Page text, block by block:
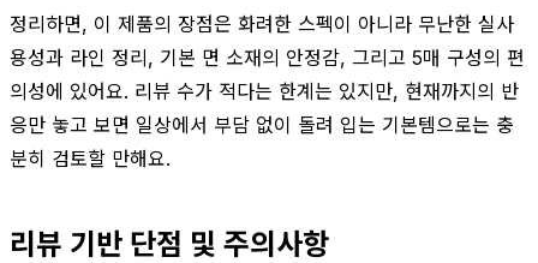
정리하면, 이 제품의 장점은 화려한 스펙이 아니라 무난한 실사
용성과 라인 정리, 기본 면 소재의 안정감, 그리고 5매 구성의 편
의성에 있어요. 리뷰 수가 적다는 한계는 있지만, 현재까지의 반
응만 놓고 보면 일상에서 부담 없이 돌려 입는 기본템으로는 충
분히 검토할 만해요.
리뷰 기반 단점 및 주의사항